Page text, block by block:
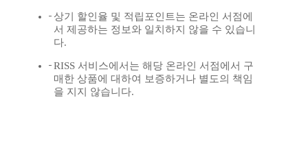
상기 할인율 및 적립포인트는 온라인 서점에
서 제공하는 정보와 일치하지 않을 수 있습니
다.
RISS 서비스에서는 해당 온라인 서점에서 구
매한 상품에 대하여 보증하거나 별도의 책임
을 지지 않습니다.